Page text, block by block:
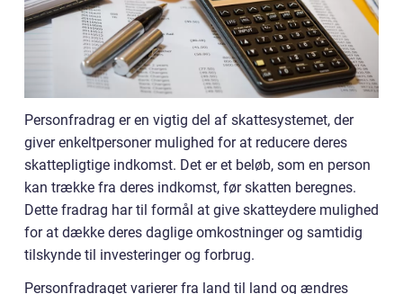
Personfradrag er en vigtig del af skattesystemet, der
giver enkeltpersoner mulighed for at reducere deres
skattepligtige indkomst. Det er et beløb, som en person
kan trække fra deres indkomst, før skatten beregnes.
Dette fradrag har til formål at give skatteydere mulighed
for at dække deres daglige omkostninger og samtidig
tilskynde til investeringer og forbrug.
Personfradraget varierer fra land til land og ændres